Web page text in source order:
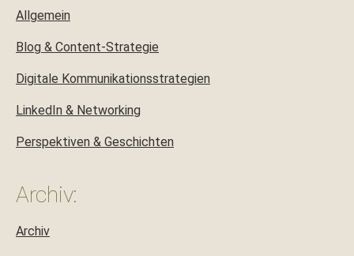
Allgemein
Blog & Content-Strategie
Digitale Kommunikationsstrategien
LinkedIn & Networking
Perspektiven & Geschichten
Archiv:
Archiv